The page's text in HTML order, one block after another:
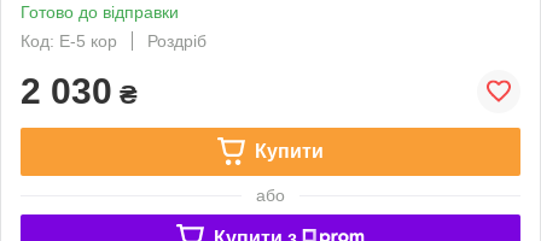
Готово до відправки
Код: E-5 кор
Роздріб
2 030 ₴
Купити
або